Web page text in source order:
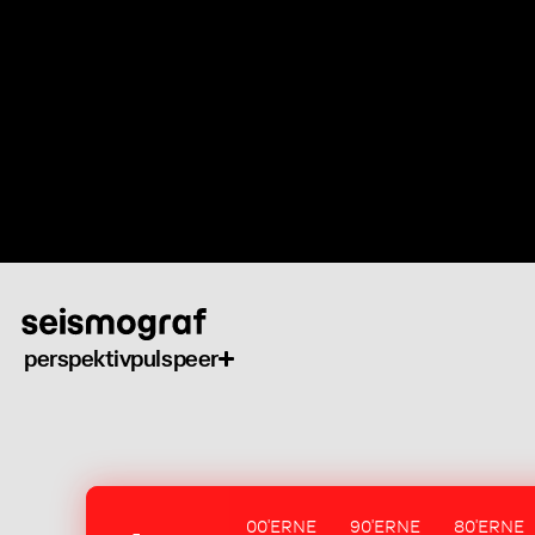
perspektivpulspeer
00'ERNE 90'ERNE 80'ERNE